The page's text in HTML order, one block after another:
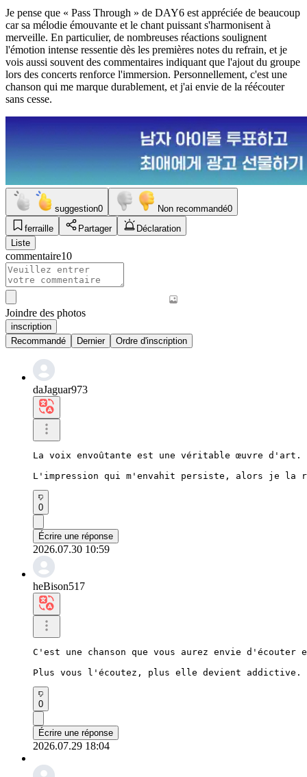
Je pense que « Pass Through » de DAY6 est appréciée de beaucoup
car sa mélodie émouvante et le chant puissant s'harmonisent à
merveille. En particulier, de nombreuses réactions soulignent
l'émotion intense ressentie dès les premières notes du refrain, et je
vois aussi souvent des commentaires indiquant que l'ajout du groupe
lors des concerts renforce l'immersion. Personnellement, c'est une
chanson qui me marque durablement, et j'ai envie de la réécouter
sans cesse.
suggestion0 Non recommandé0
ferraille
Partager
Déclaration
Liste
commentaire10
Joindre des photos
inscription
Recommandé
Dernier Ordre d'inscription
daJaguar973
La voix envoûtante est une véritable œuvre d'art.
L'impression qui m'envahit persiste, alors je la
0
Écrire une réponse
2026.07.30 10:59
heBison517
C'est une chanson que vous aurez envie
Plus vous l'écoutez, plus elle devient addictive.
0
Écrire une réponse
2026.07.29 18:04